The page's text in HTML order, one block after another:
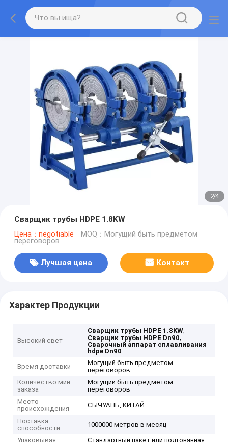
2/4
Сварщик трубы HDPE 1.8KW
Цена：negotiable MOQ：Могущий быть предметом
переговоров
Лучшая цена Контакт
Характер Продукции
Высокий свет
Сварщик трубы HDPE 1.8KW,
Сварщик трубы HDPE Dn90,
Сварочный аппарат сплавливания
hdpe Dn90
Время доставки
Могущий быть предметом
переговоров
Количество мин
заказа
Могущий быть предметом
переговоров
Место
происхождения
СЫЧУАНЬ, КИТАЙ
Поставка
способности
1000000 метров в месяц
Упаковывая
Стандартный пакет или подгонянная